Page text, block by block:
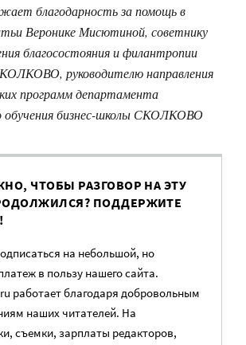
благодарность за помощь в
Веронике Мисютиной, советнику
благосостояния и филантропии
руководителю направления
программ департамента
обучения бизнес-школы СКОЛКОВО
ЧТОБЫ РАЗГОВОР НА ЭТУ
ПОДДЕРЖИТЕ
на небольшой, но
в пользу нашего сайта.
работает благодаря добровольным
наших читателей. На
съемки, зарплаты редакторов,